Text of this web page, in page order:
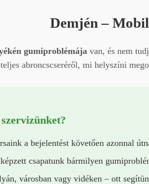
Demjén –
gumiproblémája van, és nem
abroncscseréről, mi helyszíni
a bejelentést követően azonnal
csapatunk bármilyen
városban vagy vidéken – ott